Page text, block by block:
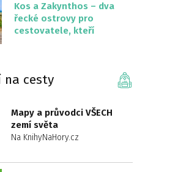
Kos a Zakynthos – dva
řecké ostrovy pro
cestovatele, kteří
na cesty
Mapy a průvodci VŠECH
zemí světa
Na KnihyNaHory.cz